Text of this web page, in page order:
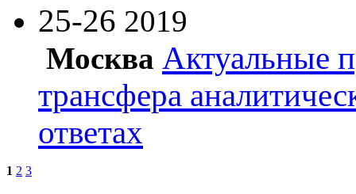
25-26 2019
Москва Актуальные
трансфера
ответах
1 2 3